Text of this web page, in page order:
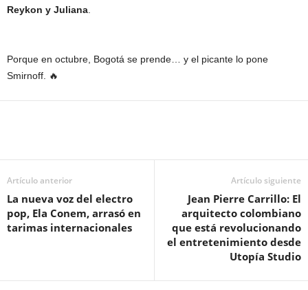
Reykon y Juliana.
Porque en octubre, Bogotá se prende… y el picante lo pone
Smirnoff. 🔥
Artículo anterior
La nueva voz del electro
pop, Ela Conem, arrasó en
tarimas internacionales
Artículo siguiente
Jean Pierre Carrillo: El
arquitecto colombiano
que está revolucionando
el entretenimiento desde
Utopía Studio